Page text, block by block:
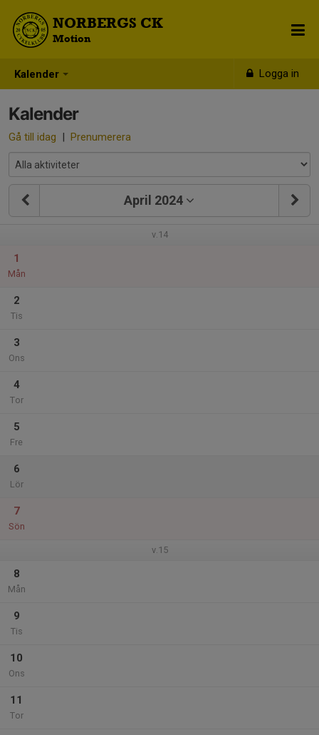
Kalender Logga in
NORBERGS CK
Motion
Kalender
Gå till idag | Prenumerera
April 2024
v.14
1
Mån
2
Tis
3
Ons
4
Tor
5
Fre
6
Lör
7
Sön
v.15
8
Mån
9
Tis
10
Ons
11
Tor